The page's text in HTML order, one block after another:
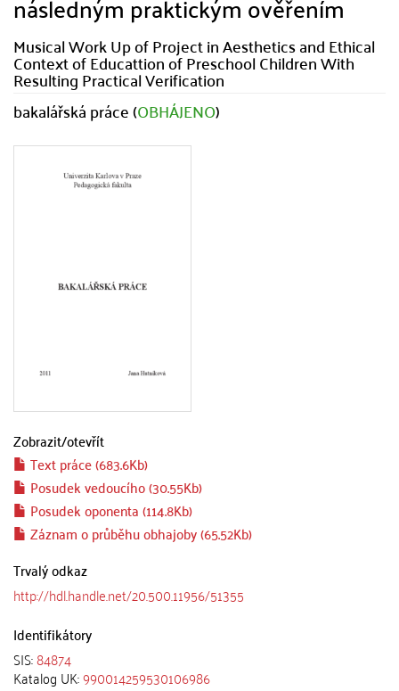
Musical Work Up of Project in Aesthetics and Ethical
Context of Educattion of Preschool Children With
Resulting Practical Verification
bakalářská práce (OBHÁJENO)
Zobrazit/otevřít
Text práce (683.6Kb)
Posudek vedoucího (30.55Kb)
Posudek oponenta (114.8Kb)
Záznam o průběhu obhajoby (65.52Kb)
Trvalý odkaz
http://hdl.handle.net/20.500.11956/51355
Identifikátory
SIS:84874
Katalog UK:990014259530106986